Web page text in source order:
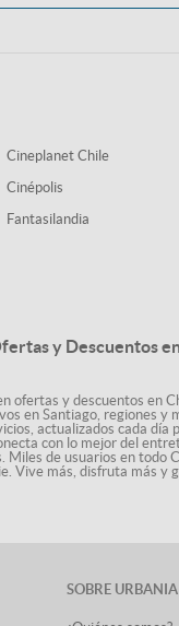
Cineplanet Chile
Cinépolis
Fantasilandia
y Descuentos
ofertas y descuentos en
en Santiago, regiones
actualizados cada
con lo mejor del
Miles de usuarios en todo
Vive más, disfruta más
SOBRE URBANIA